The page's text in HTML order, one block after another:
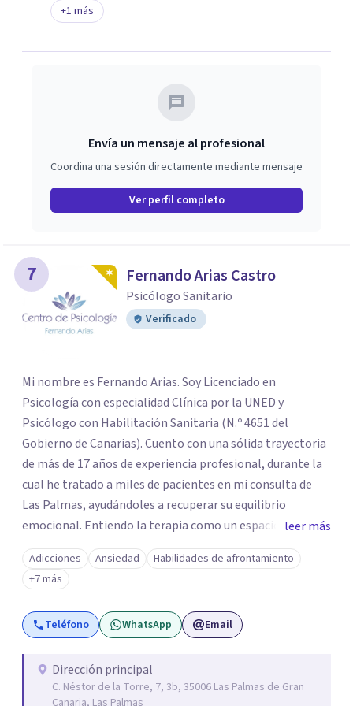
+1 más
Envía un mensaje al profesional
Coordina una sesión directamente mediante mensaje
Ver perfil completo
7 Fernando Arias Castro
Psicólogo Sanitario
Verificado
Mi nombre es Fernando Arias. Soy Licenciado en
Psicología con especialidad Clínica por la UNED y
Psicólogo con Habilitación Sanitaria (N.º 4651 del
Gobierno de Canarias). Cuento con una sólida trayectoria
de más de 17 años de experiencia profesional, durante la
cual he tratado a miles de pacientes en mi consulta de
Las Palmas, ayudándoles a recuperar su equilibrio
emocional. Entiendo la terapia como un espacio de
seguridad y confianza. Por eso, mi prioridad es establecer
una conexión genuina contigo, dentro de un ambiente de
absoluta empatía y confidencialidad. No me limito a
escuchar; mi objetivo principal es aportar soluciones
terapéuticas reales. En mi consulta, trabajaremos juntos
adquieras nuevos recursos, técnicas y herramientas
prácticas. Mi meta es que, al finalizar el proceso, hayas
leer más
Adicciones Ansiedad
Habilidades de afrontamiento
+7 más
Teléfono WhatsApp Email
Dirección principal
C. Néstor de la Torre, 7, 3b, 35006 Las Palmas de Gran
Canaria, Las Palmas